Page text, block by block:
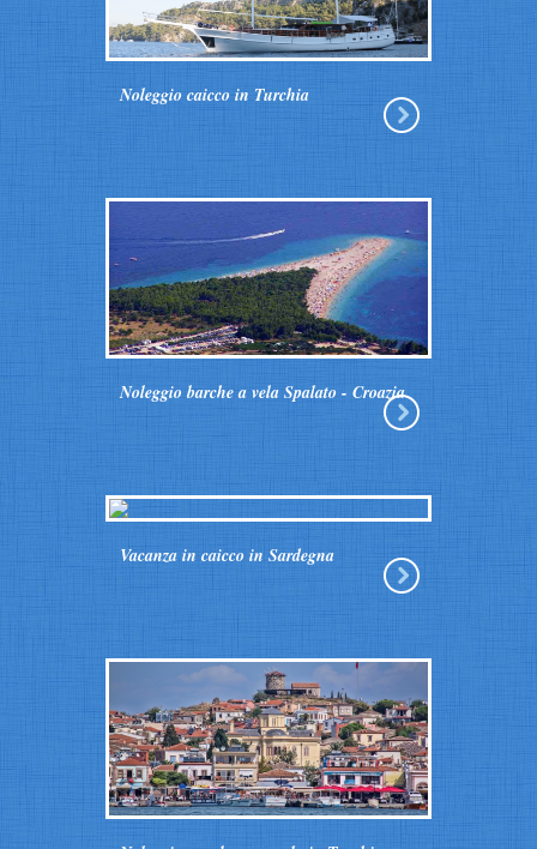
Noleggio caicco in Turchia
Noleggio barche a vela Spalato - Croazia
Vacanza in caicco in Sardegna